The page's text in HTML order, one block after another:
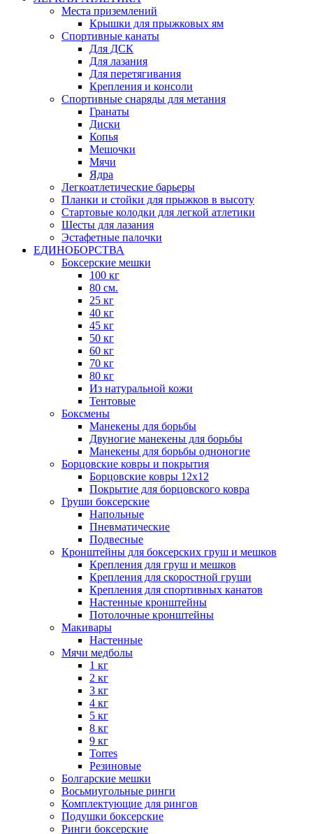
Места приземлений
Крышки для прыжковых ям
Спортивные канаты
Для ДСК
Для лазания
Для перетягивания
Крепления и консоли
Спортивные снаряды для метания
Гранаты
Диски
Копья
Мешочки
Мячи
Ядра
Легкоатлетические барьеры
Планки и стойки для прыжков в высоту
Стартовые колодки для легкой атлетики
Шесты для лазания
Эстафетные палочки
ЕДИНОБОРСТВА
Боксерские мешки
100 кг
80 см.
25 кг
40 кг
45 кг
50 кг
60 кг
70 кг
80 кг
Из натуральной кожи
Тентовые
Боксмены
Манекены для борьбы
Двуногие манекены для борьбы
Манекены для борьбы одноногие
Борцовские ковры и покрытия
Борцовские ковры 12х12
Покрытие для борцовского ковра
Груши боксерские
Напольные
Пневматические
Подвесные
Кронштейны для боксерских груш и мешков
Крепления для груш и мешков
Крепления для скоростной груши
Крепления для спортивных канатов
Настенные кронштейны
Потолочные кронштейны
Макивары
Настенные
Мячи медболы
1 кг
2 кг
3 кг
4 кг
5 кг
8 кг
9 кг
Torres
Резиновые
Болгарские мешки
Восьмиугольные ринги
Комплектующие для рингов
Подушки боксерские
Ринги боксерские